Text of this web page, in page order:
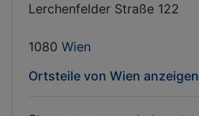
Lerchenfelder Straße 122
1080 Wien
Ortsteile von Wien anzeigen